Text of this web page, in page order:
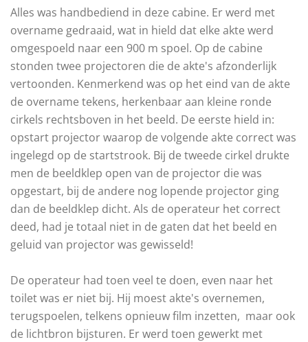
Alles was handbediend in deze cabine. Er werd met
overname gedraaid, wat in hield dat elke akte werd
omgespoeld naar een 900 m spoel. Op de cabine
stonden twee projectoren die de akte's afzonderlijk
vertoonden. Kenmerkend was op het eind van de akte
de overname tekens, herkenbaar aan kleine ronde
cirkels rechtsboven in het beeld. De eerste hield in:
opstart projector waarop de volgende akte correct was
ingelegd op de startstrook. Bij de tweede cirkel drukte
men de beeldklep open van de projector die was
opgestart, bij de andere nog lopende projector ging
dan de beeldklep dicht. Als de operateur het correct
deed, had je totaal niet in de gaten dat het beeld en
geluid van projector was gewisseld!
De operateur had toen veel te doen, even naar het
toilet was er niet bij. Hij moest akte's overnemen,
terugspoelen, telkens opnieuw film inzetten, maar ook
de lichtbron bijsturen. Er werd toen gewerkt met